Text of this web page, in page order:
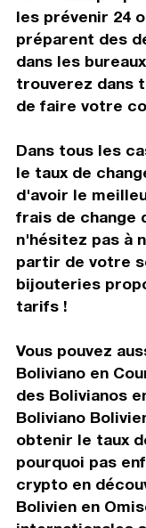
les prévenir 24
préparent des
dans les
trouverez dans
de faire votre
Dans tous les
le taux de
d'avoir le
frais de change
n'hésitez pas à
partir de votre
bijouteries
tarifs !
Vous pouvez
Boliviano en
des Bolivianos
Boliviano
obtenir le taux
pourquoi pas
crypto en
Bolivien en